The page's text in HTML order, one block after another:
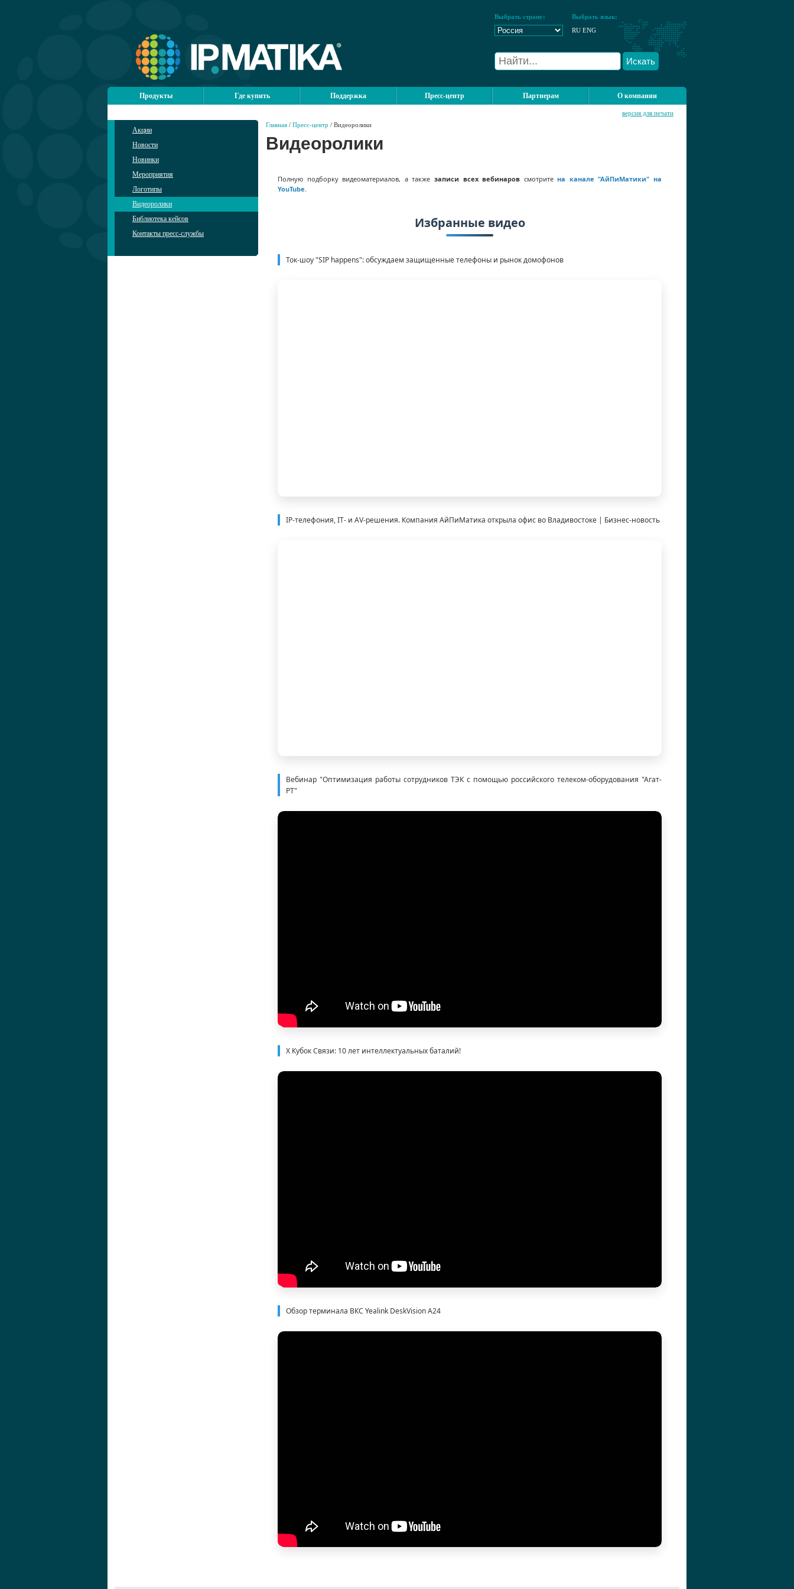
Выбрать страну:
Выбрать язык:
RU ENG
Искать
Продукты Где купить Поддержка Пресс-центр Партнерам О компании
Акции
Новости
Новинки
Мероприятия
Логотипы
Видеоролики
Библиотека кейсов
Контакты пресс-службы
Главная / Пресс-центр / Видеоролики
версия для печати
Видеоролики
Полную подборку видеоматериалов, а также записи всех вебинаров смотритена канале "АйПиМатики" на
YouTube.
Избранные видео
Ток-шоу "SIP happens": обсуждаем защищенные телефоны и рынок домофонов
IP-телефония, IT- и AV-решения. Компания АйПиМатика открыла офис во Владивостоке | Бизнес-новость
Вебинар "Оптимизация работы сотрудников ТЭК с помощью российского телеком-оборудования "Агат-
РТ"
X Кубок Связи: 10 лет интеллектуальных баталий!
Обзор терминала ВКС Yealink DeskVision A24